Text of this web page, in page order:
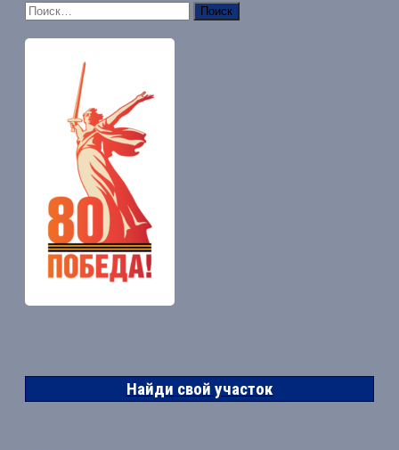
Найти:
Найди свой участок